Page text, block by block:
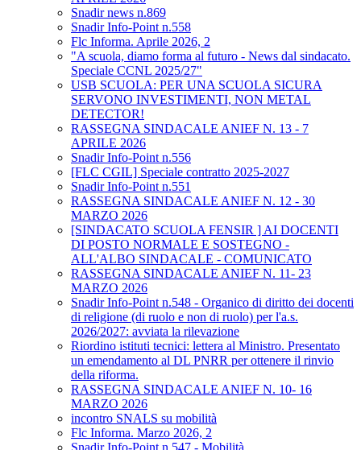
Snadir news n.869
Snadir Info-Point n.558
Flc Informa. Aprile 2026, 2
"A scuola, diamo forma al futuro - News dal sindacato.
Speciale CCNL 2025/27"
USB SCUOLA: PER UNA SCUOLA SICURA
SERVONO INVESTIMENTI, NON METAL
DETECTOR!
RASSEGNA SINDACALE ANIEF N. 13 - 7
APRILE 2026
Snadir Info-Point n.556
[FLC CGIL] Speciale contratto 2025-2027
Snadir Info-Point n.551
RASSEGNA SINDACALE ANIEF N. 12 - 30
MARZO 2026
[SINDACATO SCUOLA FENSIR ] AI DOCENTI
DI POSTO NORMALE E SOSTEGNO -
ALL'ALBO SINDACALE - COMUNICATO
RASSEGNA SINDACALE ANIEF N. 11- 23
MARZO 2026
Snadir Info-Point n.548 - Organico di diritto dei docenti
di religione (di ruolo e non di ruolo) per l'a.s.
2026/2027: avviata la rilevazione
Riordino istituti tecnici: lettera al Ministro. Presentato
un emendamento al DL PNRR per ottenere il rinvio
della riforma.
RASSEGNA SINDACALE ANIEF N. 10- 16
MARZO 2026
incontro SNALS su mobilità
Flc Informa. Marzo 2026, 2